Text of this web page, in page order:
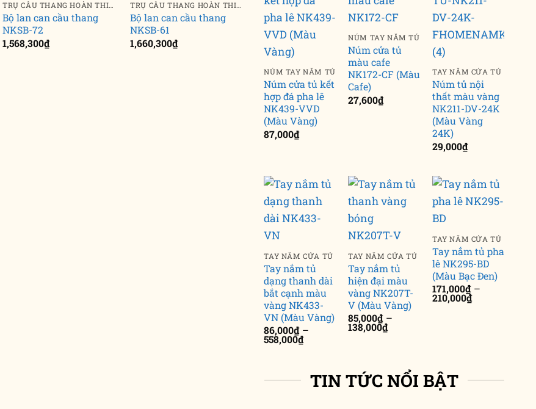
TRỤ CẦU THANG HOÀN THIỆN
Bộ lan can cầu thang
NKSB-72
1,568,300₫
TRỤ CẦU THANG HOÀN THIỆN
Bộ lan can cầu thang
NKSB-61
1,660,300₫
SẮT MỸ THUẬT
Bộ lan can cầu thang
NKSB-09 (Vật tư 1m)
860,570₫
SẮT MỸ THUẬT
Bộ lan can cầu thang
NKSB-13 (Vật tư 1m)
934,380
NÚM TAY NẮM TỦ
Núm cửa tủ kết
hợp đá pha lê
NK439-VVD
(Màu Vàng)
87,000₫
NÚM TAY NẮM TỦ
Núm cửa tủ
màu cafe
NK172-CF (Màu
Cafe)
27,600₫
TAY NẮM CỬA TỦ
Núm tủ nội
thất màu vàng
NK211-DV-24K
(Màu Vàng
24K)
29,000₫
TAY NẮM CỬA TỦ
Tay nắm tủ
dạng thanh dài
bắt cạnh màu
vàng NK433-
VN (Màu Vàng)
86,000₫ –
558,000₫Khoảng
đến
558,000₫
TAY NẮM CỬA TỦ
Tay nắm tủ
hiện đại màu
vàng NK207T-
V (Màu Vàng)
85,000₫ –
138,000₫Khoảng
138,000₫
TAY NẮM CỬA TỦ
Tay nắm tủ pha
lê NK295-BD
(Màu Bạc Đen)
171,000₫ –
210,000₫Khoảng
giá:
TIN TỨC NỔI BẬT